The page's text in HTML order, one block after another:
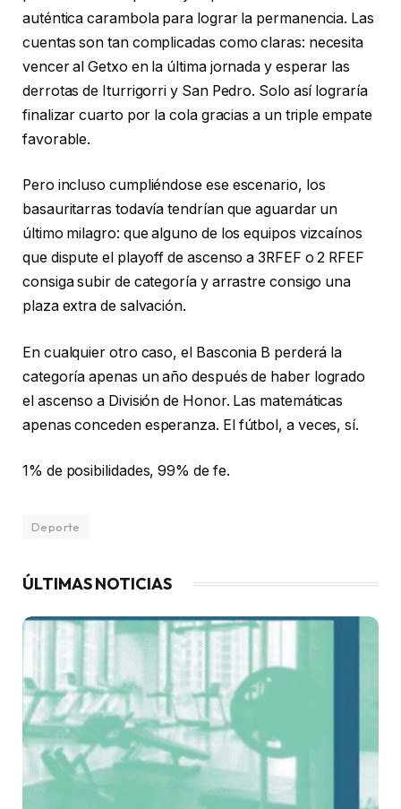
auténtica carambola para lograr la permanencia. Las
cuentas son tan complicadas como claras: necesita
vencer al Getxo en la última jornada y esperar las
derrotas de Iturrigorri y San Pedro. Solo así lograría
finalizar cuarto por la cola gracias a un triple empate
favorable.
Pero incluso cumpliéndose ese escenario, los
basauritarras todavía tendrían que aguardar un
último milagro: que alguno de los equipos vizcaínos
que dispute el playoff de ascenso a 3RFEF o 2 RFEF
consiga subir de categoría y arrastre consigo una
plaza extra de salvación.
En cualquier otro caso, el Basconia B perderá la
categoría apenas un año después de haber logrado
el ascenso a División de Honor. Las matemáticas
apenas conceden esperanza. El fútbol, a veces, sí.
1% de posibilidades, 99% de fe.
Deporte
ÚLTIMAS NOTICIAS